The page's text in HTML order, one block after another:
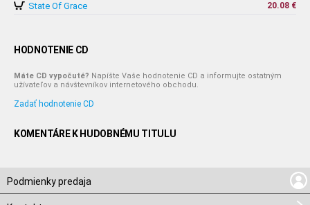
State Of Grace 20.08 €
HODNOTENIE CD
Máte CD vypočuté? Napíšte Vaše hodnotenie CD a informujte ostatným
užívateľov a návštevníkov internetového obchodu.
Zadať hodnotenie CD
KOMENTÁRE K HUDOBNÉMU TITULU
Podmienky predaja